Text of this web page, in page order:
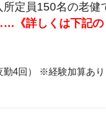
所定員150名の老健
《詳しくは下記の
4回） ※経験加算あり